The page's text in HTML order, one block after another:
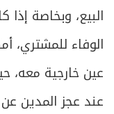
البيع، وبخاصة
الوفاء للمشتري،
عين خارجية معه،
عند عجز المدين